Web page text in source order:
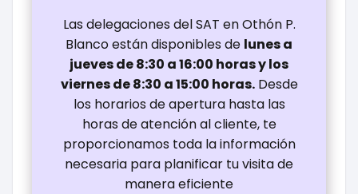
Las delegaciones del SAT en Othón P.
Blanco están disponibles de lunes a
jueves de 8:30 a 16:00 horas y los
viernes de 8:30 a 15:00 horas.Desde
los horarios de apertura hasta las
horas de atención al cliente, te
proporcionamos toda la información
necesaria para planificar tu visita de
manera eficiente